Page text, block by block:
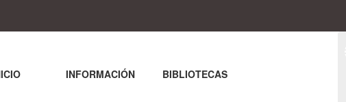
INFORMACIÓN BIBLIOTECAS